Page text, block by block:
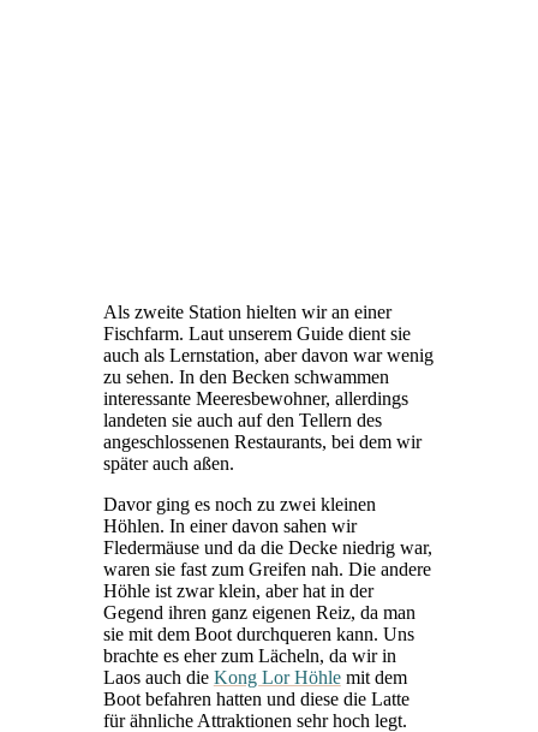
Als zweite Station hielten wir an einer
Fischfarm. Laut unserem Guide dient sie
auch als Lernstation, aber davon war wenig
zu sehen. In den Becken schwammen
interessante Meeresbewohner, allerdings
landeten sie auch auf den Tellern des
angeschlossenen Restaurants, bei dem wir
später auch aßen.
Davor ging es noch zu zwei kleinen
Höhlen. In einer davon sahen wir
Fledermäuse und da die Decke niedrig war,
waren sie fast zum Greifen nah. Die andere
Höhle ist zwar klein, aber hat in der
Gegend ihren ganz eigenen Reiz, da man
sie mit dem Boot durchqueren kann. Uns
brachte es eher zum Lächeln, da wir in
Laos auch die Kong Lor Höhlemit dem
Boot befahren hatten und diese die Latte
für ähnliche Attraktionen sehr hoch legt.